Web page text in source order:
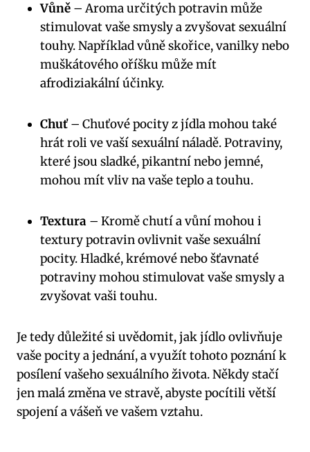
Vůně – Aroma určitých potravin může
stimulovat vaše smysly a zvyšovat sexuální
touhy. Například vůně skořice, vanilky nebo
muškátového oříšku může mít
afrodiziakální účinky.
Chuť– Chuťové pocity z jídla mohou také
hrát roli ve vaší sexuální náladě. Potraviny,
které jsou sladké, pikantní nebo jemné,
mohou mít vliv na vaše teplo a touhu.
Textura – Kromě chutí a vůní mohou i
textury potravin ovlivnit vaše sexuální
pocity. Hladké, krémové nebo šťavnaté
potraviny mohou stimulovat vaše smysly a
zvyšovat vaši touhu.
Je tedy důležité si uvědomit, jak jídlo ovlivňuje
vaše pocity a jednání, a využít tohoto poznání k
posílení vašeho sexuálního života. Někdy stačí
jen malá změna ve stravě, abyste pocítili větší
spojení a vášeň ve vašem vztahu.